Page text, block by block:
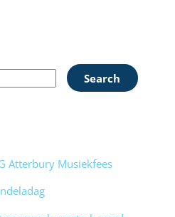
Search
Atterbury Musiekfees